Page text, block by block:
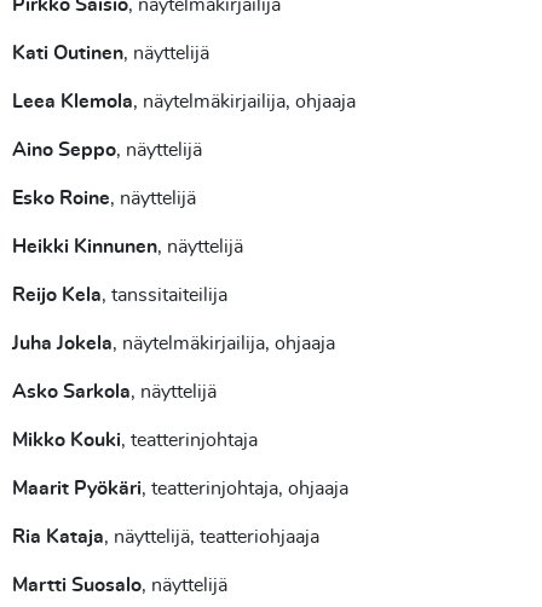
Pirkko Saisio, näytelmäkirjailija
Kati Outinen, näyttelijä
Leea Klemola, näytelmäkirjailija, ohjaaja
Aino Seppo, näyttelijä
Esko Roine, näyttelijä
Heikki Kinnunen, näyttelijä
Reijo Kela, tanssitaiteilija
Juha Jokela, näytelmäkirjailija, ohjaaja
Asko Sarkola, näyttelijä
Mikko Kouki, teatterinjohtaja
Maarit Pyökäri, teatterinjohtaja, ohjaaja
Ria Kataja, näyttelijä, teatteriohjaaja
Martti Suosalo, näyttelijä